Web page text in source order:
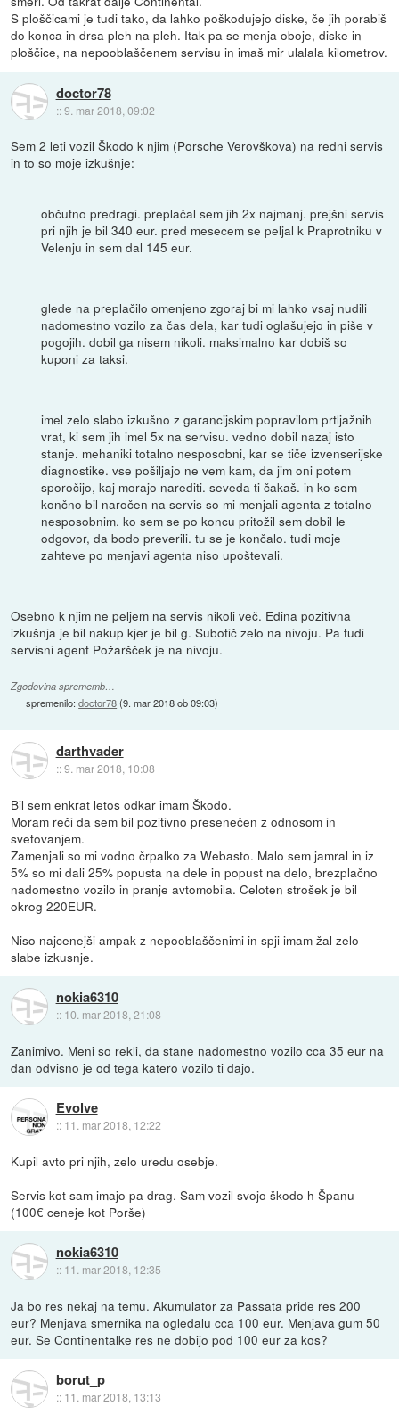
S ploščicami je tudi tako, da lahko poškodujejo diske, če jih porabiš
do konca in drsa pleh na pleh. Itak pa se menja oboje, diske in
ploščice, na nepooblaščenem servisu in imaš mir ulalala kilometrov.
doctor78
::9. mar 2018, 09:02
Sem 2 leti vozil Škodo k njim (Porsche Verovškova) na redni servis
in to so moje izkušnje:
občutno predragi. preplačal sem jih 2x najmanj. prejšni servis
pri njih je bil 340 eur. pred mesecem se peljal k Praprotniku v
Velenju in sem dal 145 eur.
glede na preplačilo omenjeno zgoraj bi mi lahko vsaj nudili
nadomestno vozilo za čas dela, kar tudi oglašujejo in piše v
pogojih. dobil ga nisem nikoli. maksimalno kar dobiš so
kuponi za taksi.
imel zelo slabo izkušno z garancijskim popravilom prtljažnih
vrat, ki sem jih imel 5x na servisu. vedno dobil nazaj isto
stanje. mehaniki totalno nesposobni, kar se tiče izvenserijske
diagnostike. vse pošiljajo ne vem kam, da jim oni potem
sporočijo, kaj morajo narediti. seveda ti čakaš. in ko sem
končno bil naročen na servis so mi menjali agenta z totalno
nesposobnim. ko sem se po koncu pritožil sem dobil le
odgovor, da bodo preverili. tu se je končalo. tudi moje
zahteve po menjavi agenta niso upoštevali.
Osebno k njim ne peljem na servis nikoli več. Edina pozitivna
izkušnja je bil nakup kjer je bil g. Subotič zelo na nivoju. Pa tudi
servisni agent Požaršček je na nivoju.
Zgodovina sprememb…
spremenilo:doctor78(9. mar 2018 ob 09:03)
darthvader
::9. mar 2018, 10:08
Bil sem enkrat letos odkar imam Škodo.
Moram reči da sem bil pozitivno presenečen z odnosom in
svetovanjem.
Zamenjali so mi vodno črpalko za Webasto. Malo sem jamral in iz
5% so mi dali 25% popusta na dele in popust na delo, brezplačno
nadomestno vozilo in pranje avtomobila. Celoten strošek je bil
okrog 220EUR.
Niso najcenejši ampak z nepooblaščenimi in spji imam žal zelo
slabe izkusnje.
nokia6310
:: 10. mar 2018, 21:08
Zanimivo. Meni so rekli, da stane nadomestno vozilo cca 35 eur na
dan odvisno je od tega katero vozilo ti dajo.
Evolve
:: 11. mar 2018, 12:22
Kupil avto pri njih, zelo uredu osebje.
Servis kot sam imajo pa drag. Sam vozil svojo škodo h Španu
(100€ ceneje kot Porše)
nokia6310
:: 11. mar 2018, 12:35
Ja bo res nekaj na temu. Akumulator za Passata pride res 200
eur? Menjava smernika na ogledalu cca 100 eur. Menjava gum 50
eur. Se Continentalke res ne dobijo pod 100 eur za kos?
borut_p
:: 11. mar 2018, 13:13